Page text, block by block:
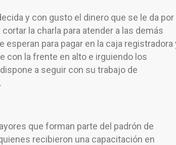
y con gusto el dinero que se le da por
la charla para atender a las demás
esperan para pagar en la caja registradora
con la frente en alto e irguiendo los
a seguir con su trabajo de
que forman parte del padrón de
recibieron una capacitación en